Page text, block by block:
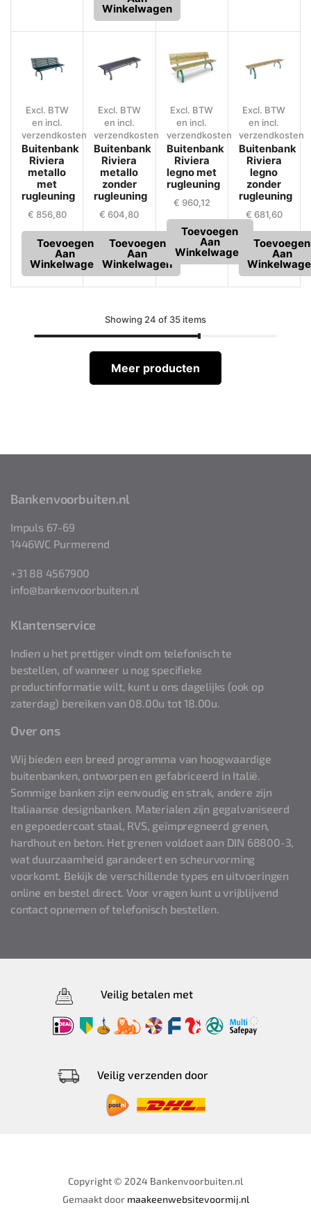
Winkelwagen
Excl. BTW
en incl.
verzendkosten
Buitenbank
Riviera
metallo
met
rugleuning
€ 856,80
Toevoegen
Aan
Winkelwagen
Excl. BTW
en incl.
verzendkosten
Buitenbank
Riviera
metallo
zonder
rugleuning
€ 604,80
Toevoegen
Aan
Winkelwagen
Excl. BTW
en incl.
verzendkosten
Buitenbank
Riviera
legno met
rugleuning
€ 960,12
Toevoegen
Aan
Winkelwagen
Excl. BTW
en incl.
verzendkosten
Buitenbank
Riviera
legno
zonder
rugleuning
€ 681,60
Toevoegen
Aan
Showing 24 of 35 items
Meer producten
Bankenvoorbuiten.nl
Impuls 67-69
1446WC Purmerend
+31 88 4567900
info@bankenvoorbuiten.nl
Klantenservice
Indien u het prettiger vindt om telefonisch te
bestellen, of wanneer u nog specifieke
productinformatie wilt, kunt u ons dagelijks (ook op
zaterdag) bereiken van 08.00u tot 18.00u.
Over ons
Wij bieden een breed programma van hoogwaardige
buitenbanken, ontworpen en gefabriceerd in Italië.
Sommige banken zijn eenvoudig en strak, andere zijn
Italiaanse designbanken. Materialen zijn gegalvaniseerd
en gepoedercoat staal, RVS, geïmpregneerd grenen,
hardhout en beton. Het grenen voldoet aan DIN 68800-3,
wat duurzaamheid garandeert en scheurvorming
voorkomt. Bekijk de verschillende types en uitvoeringen
online en bestel direct. Voor vragen kunt u vrijblijvend
contact opnemen of telefonisch bestellen.
Veilig betalen met
Veilig verzenden door
Copyright © 2024 Bankenvoorbuiten.nl
Gemaakt door maakeenwebsitevoormij.nl